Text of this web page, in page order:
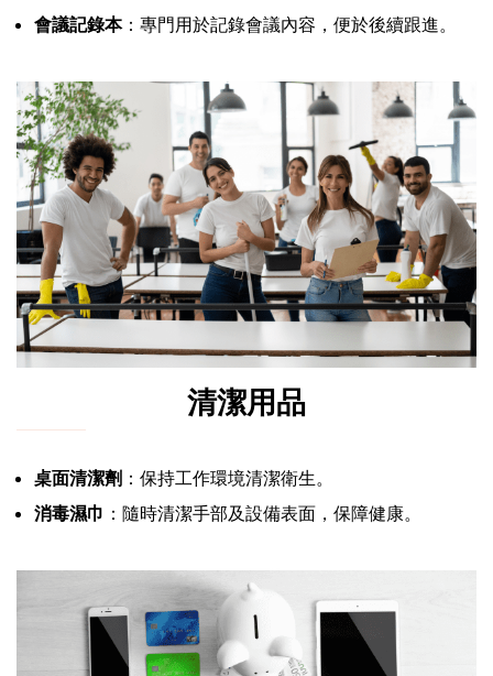
會議記錄本：專門用於記錄會議內容，便於後續跟進。
清潔用品
桌面清潔劑 ：保持工作環境清潔衛生。
消毒濕巾 ：隨時清潔手部及設備表面，保障健康。